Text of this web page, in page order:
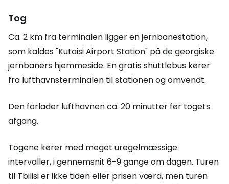
Tog
Ca. 2 km fra terminalen ligger en jernbanestation,
som kaldes "Kutaisi Airport Station" på de georgiske
jernbaners hjemmeside. En gratis shuttlebus kører
fra lufthavnsterminalen til stationen og omvendt.
Den forlader lufthavnen ca. 20 minutter før togets
afgang.
Togene kører med meget uregelmæssige
intervaller, i gennemsnit 6-9 gange om dagen. Turen
til Tbilisi er ikke tiden eller prisen værd, men turen